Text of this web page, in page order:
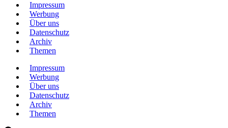
Impressum
Werbung
Über uns
Datenschutz
Archiv
Themen
Impressum
Werbung
Über uns
Datenschutz
Archiv
Themen